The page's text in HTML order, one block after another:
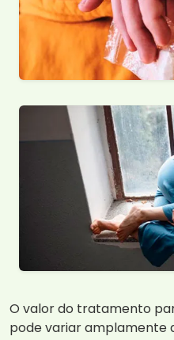
O valor do tratamento
pode variar amplamente